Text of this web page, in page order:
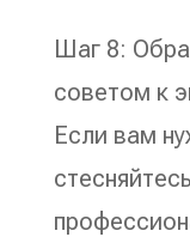
Шаг 8:
советом к
Если вам